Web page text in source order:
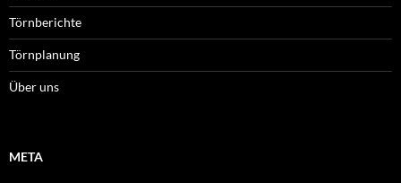
Törnberichte
Törnplanung
Über uns
META